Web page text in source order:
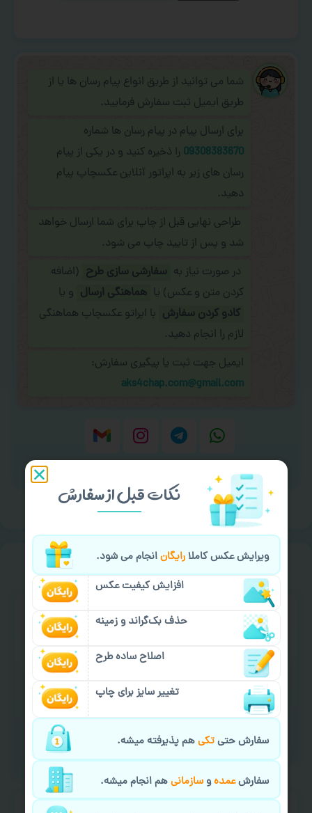
شما می توانید از طریق انواع پیام رسان ها یا از
طریق ایمیل ثبت سفارش فرمایید.
برای ارسال پیام در پیام رسان ها شماره
09308383670 را ذخیره کنید و در یکی از پیام
رسان های زیر به اپراتور آنلاین عکسچاپ پیام
دهید.
طراحی نهایی قبل از چاپ برای شما ارسال خواهد
شد و پس از تایید چاپ می شود.
در صورت نیاز به سفارشی سازی طرح (اضافه
کردن متن و عکس) یا هماهنگی ارسال و یا
کادو کردن سفارش با اپراتو عکسچاپ هماهنگی
لازم را انجام دهید.
ایمیل جهت ثبت یا پیگیری سفارش:
aks4chap.com@gmail.com
خیالت راحت ازسفارش گیری
سفارش گیری آنلاین
امکان سفارش از طریق چت و
سایت با پشتیبانی آنلاین
(تماس با ما‌ )
چاپ عمده و فوری
برای درخواست خدمات چاپ
عمده و فوری با ما تماس
بگیرید
(تماس با ما)
نکات قبل از سفارش
ویرایش عکس کاملارایگانانجام می شود.
افزایش کیفیت عکس
حذف بک‌گراند و زمینه
اصلاح ساده طرح
تغییر سایز برای چاپ
سفارش حتیتکیهم پذیرفته میشه.
سفارشعمدهوسازمانیهم انجام میشه.